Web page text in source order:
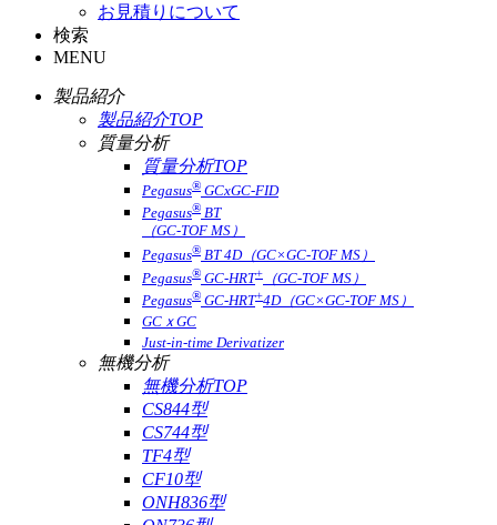
お見積りについて
検索
MENU
製品紹介
製品紹介TOP
質量分析
質量分析TOP
Pegasus® GCxGC-FID
Pegasus® BT
（GC-TOF MS）
Pegasus® BT 4D（GC×GC-TOF MS）
Pegasus® GC-HRT+
（GC-TOF MS）
Pegasus® GC-HRT+4D（GC×GC-TOF MS）
GCｘGC
Just-in-time Derivatizer
無機分析
無機分析TOP
CS844型
CS744型
TF4型
CF10型
ONH836型